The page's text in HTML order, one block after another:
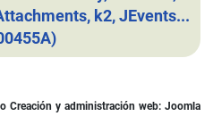
k2, JEvents...
Creación y administración web: Joomla